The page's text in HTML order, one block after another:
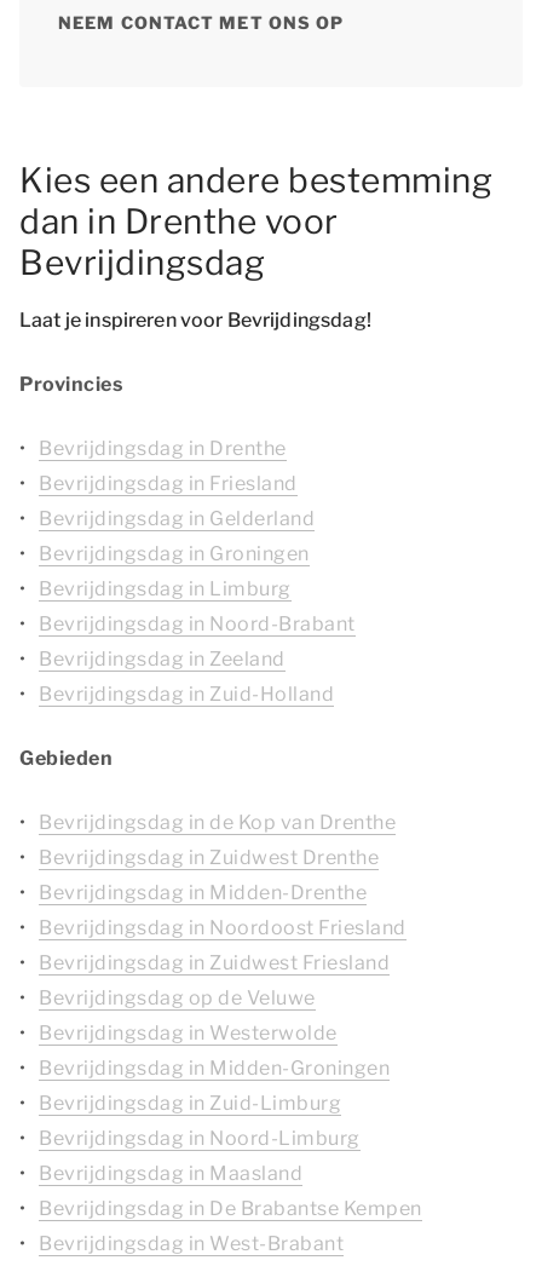
NEEM CONTACT MET ONS OP
Kies een andere bestemming
dan in Drenthe voor
Bevrijdingsdag
Laat je inspireren voor Bevrijdingsdag!
Provincies
Bevrijdingsdag in Drenthe
Bevrijdingsdag in Friesland
Bevrijdingsdag in Gelderland
Bevrijdingsdag in Groningen
Bevrijdingsdag in Limburg
Bevrijdingsdag in Noord-Brabant
Bevrijdingsdag in Zeeland
Bevrijdingsdag in Zuid-Holland
Gebieden
Bevrijdingsdag in de Kop van Drenthe
Bevrijdingsdag in Zuidwest Drenthe
Bevrijdingsdag in Midden-Drenthe
Bevrijdingsdag in Noordoost Friesland
Bevrijdingsdag in Zuidwest Friesland
Bevrijdingsdag op de Veluwe
Bevrijdingsdag in Westerwolde
Bevrijdingsdag in Midden-Groningen
Bevrijdingsdag in Zuid-Limburg
Bevrijdingsdag in Noord-Limburg
Bevrijdingsdag in Maasland
Bevrijdingsdag in De Brabantse Kempen
Bevrijdingsdag in West-Brabant